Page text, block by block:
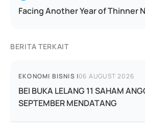
Facing Another Year of Thinner
BERITA TERKAIT
EKONOMI BISNIS |06 AUGUST 2026
BEI BUKA LELANG 11 SAHAM
SEPTEMBER MENDATANG